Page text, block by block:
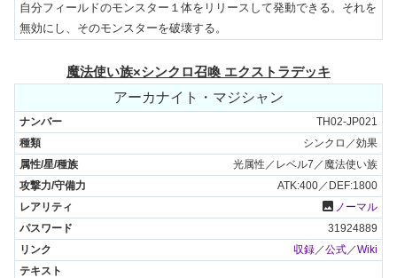
自分フィールドのモンスター１体をリリースして発動できる。それを
無効にし、そのモンスターを破壊する。
魔法使い族×シンクロ召喚 エクストラデッキ
アーカナイト・マジシャン
TH02-JP021
シンクロ／効果
光属性／レベル7／魔法使い族
ATK:400／DEF:1800
photo ノーマル
31924889
収録 ／公式 ／Wiki